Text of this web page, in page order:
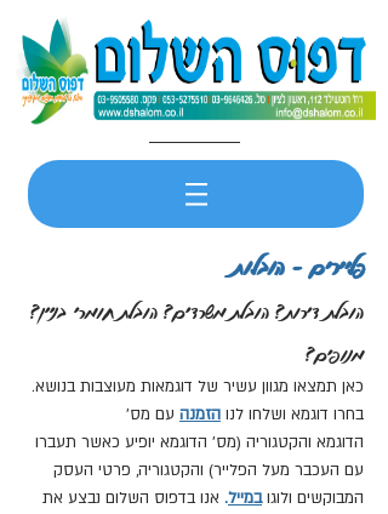
פליירים - הובלות
הובלת דירות? הובלת משרדים? הובלת חומרי בניין?
מנופים?
כאן תמצאו מגוון עשיר של דוגמאות מעוצבות בנושא.
בחרו דוגמא ושלחו לנו הזמנה עם מס'
הדוגמא והקטגוריה (מס' הדוגמא יופיע כאשר תעברו
עם העכבר מעל הפלייר) והקטגוריה, פרטי העסק
המבוקשים ולוגובמייל. אנו בדפוס השלום נבצע את